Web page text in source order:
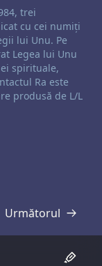
trei
cu cei numiți
lui Unu. Pe
Legea lui Unu
spirituale,
Ra este
produsă de L/L
Următorul
Transcriere